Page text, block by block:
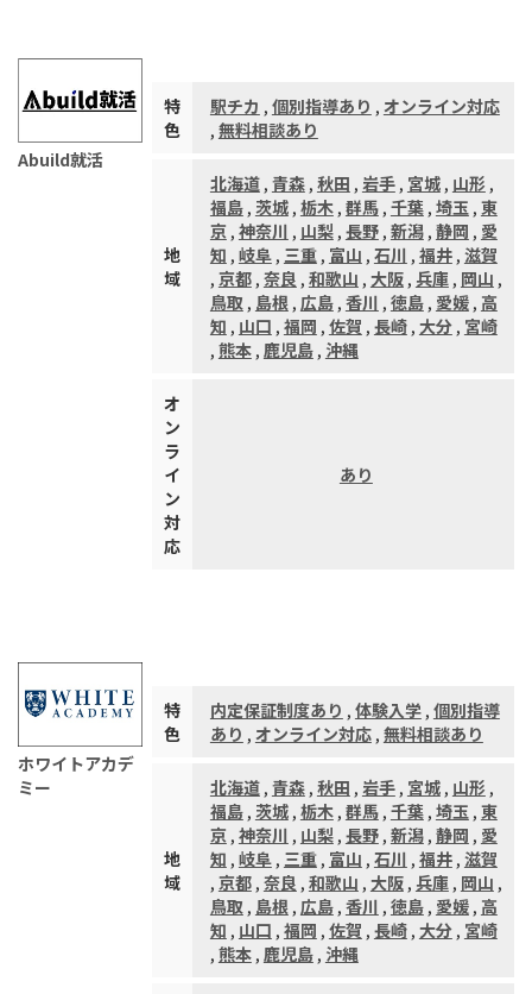
Abuild就活
特
色
駅チカ , 個別指導あり , オンライン対応
, 無料相談あり
地
域
北海道, 青森, 秋田 , 岩手, 宮城, 山形 ,
福島, 茨城, 栃木, 群馬, 千葉, 埼玉, 東
京, 神奈川 , 山梨, 長野, 新潟, 静岡 , 愛
知 , 岐阜, 三重, 富山 , 石川 , 福井, 滋賀
, 京都, 奈良 , 和歌山 , 大阪, 兵庫, 岡山 ,
鳥取, 島根, 広島, 香川 , 徳島, 愛媛, 高
知 , 山口 , 福岡 , 佐賀 , 長崎, 大分, 宮崎
, 熊本, 鹿児島, 沖縄
オ
ン
ラ
イ
ン
対
応
あり
ホワイトアカデ
ミー
特
色
内定保証制度あり , 体験入学, 個別指導
あり , オンライン対応, 無料相談あり
地
域
北海道, 青森, 秋田 , 岩手, 宮城, 山形 ,
福島, 茨城, 栃木, 群馬, 千葉, 埼玉, 東
京, 神奈川 , 山梨, 長野, 新潟, 静岡 , 愛
知 , 岐阜, 三重, 富山 , 石川 , 福井, 滋賀
, 京都, 奈良 , 和歌山 , 大阪, 兵庫, 岡山 ,
鳥取, 島根, 広島, 香川 , 徳島, 愛媛, 高
知 , 山口 , 福岡 , 佐賀 , 長崎, 大分, 宮崎
, 熊本, 鹿児島, 沖縄